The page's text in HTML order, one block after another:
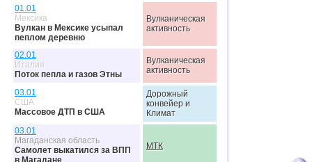
01.01
Мексика
Вулкан в Мексике усыпал
пеплом деревню
Вулканическая
активность
02.01
Италия
Поток пепла и газов Этны
Вулканическая
активность
03.01
США
Массовое ДТП в США
Дорожный
конвейер и
Климат
03.01
Магаданская область
Самолет выкатился за ВПП
в Магадане
МТК